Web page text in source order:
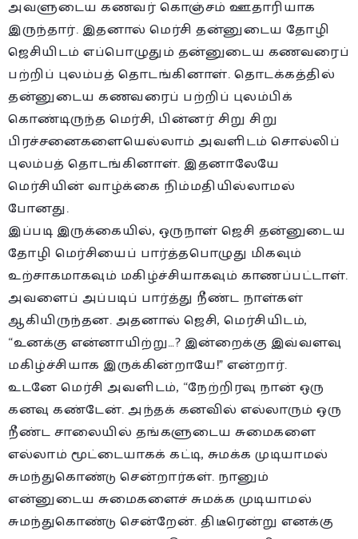
அவளுடைய கணவர் கொஞ்சம் ஊதாரியாக
இருந்தார். இதனால் மெர்சி தன்னுடைய தோழி
ஜெசியிடம் எப்பொழுதும் தன்னுடைய கணவரைப்
பற்றிப் புலம்பத் தொடங்கினாள். தொடக்கத்தில்
தன்னுடைய கணவரைப் பற்றிப் புலம்பிக்
கொண்டிருந்த மெர்சி, பின்னர் சிறு சிறு
பிரச்சனைகளையெல்லாம் அவளிடம் சொல்லிப்
புலம்பத் தொடங்கினாள். இதனாலேயே
மெர்சியின் வாழ்க்கை நிம்மதியில்லாமல்
போனது.
இப்படி இருக்கையில், ஒருநாள் ஜெசி தன்னுடைய
தோழி மெர்சியைப் பார்த்தபொழுது மிகவும்
உற்சாகமாகவும் மகிழ்ச்சியாகவும் காணப்பட்டாள்.
அவளைப் அப்படிப் பார்த்து நீண்ட நாள்கள்
ஆகியிருந்தன. அதனால் ஜெசி, மெர்சியிடம்,
“உனக்கு என்னாயிற்று…? இன்றைக்கு இவ்வளவு
மகிழ்ச்சியாக இருக்கின்றாயே!” என்றார்.
உடனே மெர்சி அவளிடம், “நேற்றிரவு நான் ஒரு
கனவு கண்டேன். அந்தக் கனவில் எல்லாரும் ஒரு
நீண்ட சாலையில் தங்களுடைய சுமைகளை
எல்லாம் மூட்டையாகக் கட்டி, சுமக்க முடியாமல்
சுமந்துகொண்டு சென்றார்கள். நானும்
என்னுடைய சுமைகளைச் சுமக்க முடியாமல்
சுமந்துகொண்டு சென்றேன். திடீரென்று எனக்கு